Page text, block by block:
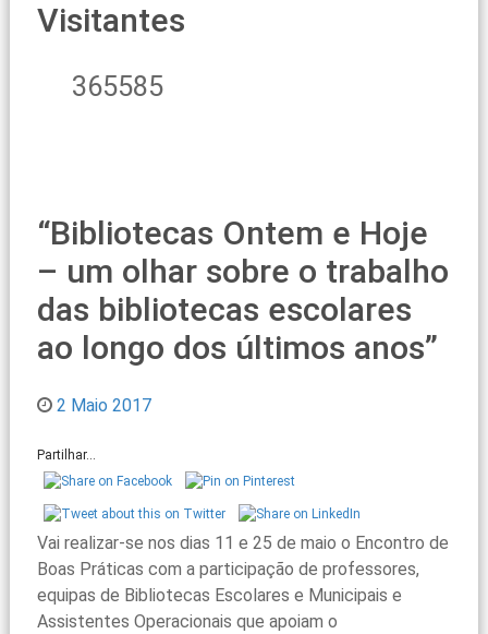
Visitantes
365585
“Bibliotecas Ontem e Hoje
– um olhar sobre o trabalho
das bibliotecas escolares
ao longo dos últimos anos”
2 Maio 2017
Partilhar...
Vai realizar-se nos dias 11 e 25 de maio o Encontro de
Boas Práticas com a participação de professores,
equipas de Bibliotecas Escolares e Municipais e
Assistentes Operacionais que apoiam o